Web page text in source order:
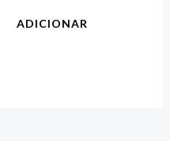
ADICIONAR